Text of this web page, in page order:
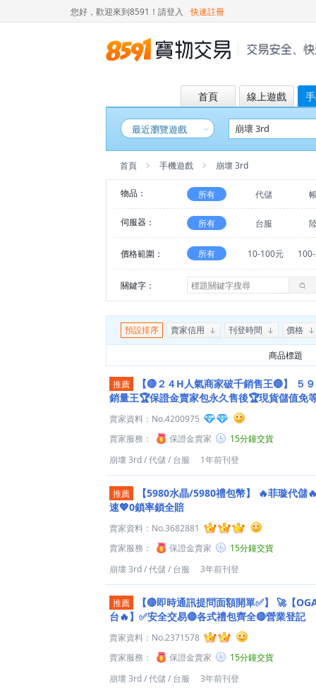
您好，歡迎來到8591！ 請登入 快速註冊
首頁 線上遊戲
最近瀏覽遊戲
首頁 手機遊戲 崩壞 3rd
物品： 所有 代儲
伺服器： 所有 台服
價格範圍： 所有 10-100元
關鍵字：
預設排序 賣家信用 刊登時間 價格
商品標題
推薦 【🔴２４H人氣商家破千銷售王🔴】
５
銷量王🏆保證金賣家包永久售後🏆現貨儲值免
賣家資料： No.4200975
賣家服務：
保證金賣家
15分鐘交貨
崩壞 3rd/代儲/ 台服 1年前刊登
推薦 【5980水晶/5980禮包幣】
🔥菲璇代儲
速💖0鎖率鎖全賠
賣家資料： No.3682881
賣家服務：
保證金賣家
15分鐘交貨
崩壞 3rd/代儲/ 台服 3年前刊登
推薦 【🔴即時通訊提問面額開單✅】
🚀【
台🔥】✅安全交易🔴各式禮包齊全🔴營業登記
賣家資料： No.2371578
賣家服務：
保證金賣家
15分鐘交貨
崩壞 3rd/代儲/ 台服 3年前刊登